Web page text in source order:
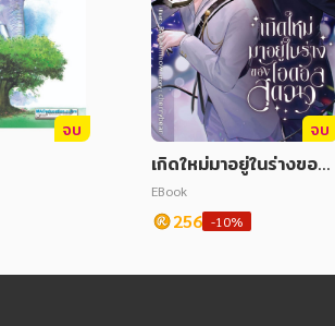
จบ จบ
เกิดใหม่มาอยู่ในร่างของไ
อดอลสุดฉาว
EBook
256 -10%